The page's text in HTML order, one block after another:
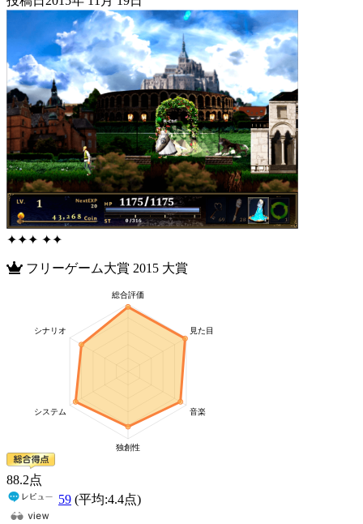
✦✦✦ ✦✦
フリーゲーム大賞 2015 大賞
88.2点
59 (平均:4.4点)